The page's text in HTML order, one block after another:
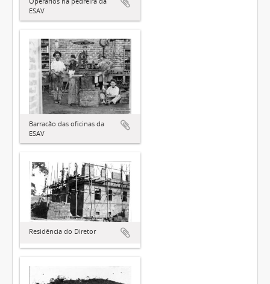
ESAV
Barracão das oficinas da
ESAV
Residência do Diretor